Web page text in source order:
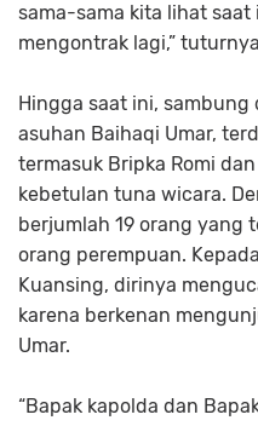
sama-sama kita lihat
mengontrak lagi,”
Hingga saat ini,
asuhan Baihaqi Umar,
termasuk Bripka Romi
kebetulan tuna wicara.
berjumlah 19 orang yang
orang perempuan.
Kuansing, dirinya
karena berkenan
Umar.
“Bapak kapolda dan